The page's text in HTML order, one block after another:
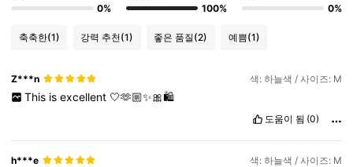
0%
100%
0%
축축한(1) 강력 추천(1) 좋은 품질(2) 예쁨(1)
Z***n 색: 하늘색 / 사이즈: M
This is excellent 🤍🫶🏼✨🎀🛍️
도움이 됨 (0)
h***e 색: 하늘색 / 사이즈: M